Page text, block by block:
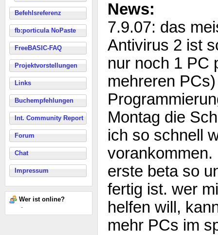
Befehlsreferenz
fb:porticula NoPaste
FreeBASIC-FAQ
Projektvorstellungen
Links
Buchempfehlungen
Int. Community Report
Forum
Chat
Impressum
Wer ist online?
-
News:
7.9.07: das
Antivirus 2 ist
nur noch 1 PC
mehreren
Montag die
ich so schnell
erste beta so
fertig ist. wer
helfen will,
mehr PCs im